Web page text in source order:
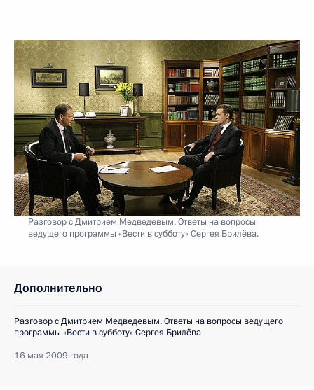
Разговор с Дмитрием Медведевым. Ответы на вопросы
ведущего программы «Вести в субботу» Сергея Брилёва.
Дополнительно
Разговор с Дмитрием Медведевым. Ответы на вопросы ведущего
программы «Вести в субботу» Сергея Брилёва
16 мая 2009 года